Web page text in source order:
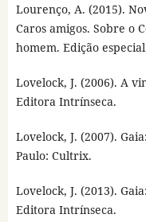
Lourenço, A. (2015).
Caros amigos. Sobre o
homem. Edição
Lovelock, J. (2006). A
Editora Intrínseca.
Lovelock, J. (2007).
Paulo: Cultrix.
Lovelock, J. (2013).
Editora Intrínseca.